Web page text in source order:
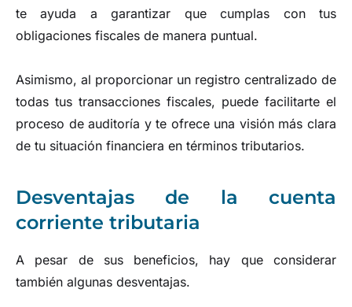
te ayuda a garantizar que cumplas con tus
obligaciones fiscales de manera puntual.
Asimismo, al proporcionar un registro centralizado de
todas tus transacciones fiscales, puede facilitarte el
proceso de auditoría y te ofrece una visión más clara
de tu situación financiera en términos tributarios.
Desventajas de la cuenta
corriente tributaria
A pesar de sus beneficios, hay que considerar
también algunas desventajas.